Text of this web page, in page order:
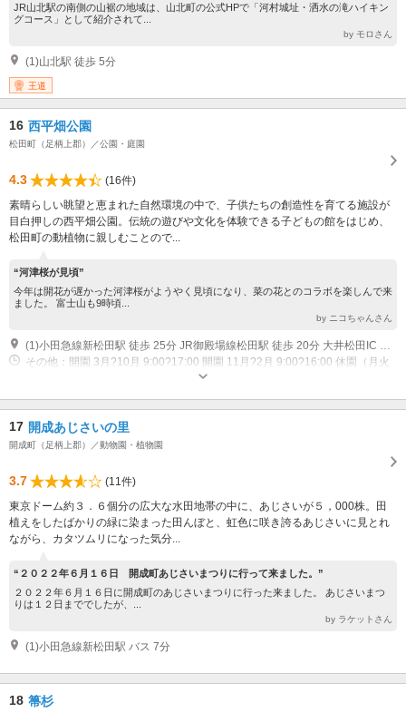
JR山北駅の南側の山裾の地域は、山北町の公式HPで「河村城址・洒水の滝ハイキン
グコース」として紹介されて...
by モロさん
(1)山北駅 徒歩 5分
王道
16 西平畑公園
松田町（足柄上郡）／公園・庭園
4.3
(16件)
素晴らしい眺望と恵まれた自然環境の中で、子供たちの創造性を育てる施設が
目白押しの西平畑公園。伝統の遊びや文化を体験できる子どもの館をはじめ、
松田町の動植物に親しむことので...
“河津桜が見頃”
今年は開花が遅かった河津桜がようやく見頃になり、菜の花とのコラボを楽しんで来
ました。 富士山も9時頃...
by ニコちゃんさん
その他：開園 3月?10月 9:00?17:00 開園 11月?2月 9:00?16:00 休園（月火
水木） （月曜日が祝日の場合は翌日）、年末年始
17 開成あじさいの里
開成町（足柄上郡）／動物園・植物園
3.7
(11件)
東京ドーム約３．６個分の広大な水田地帯の中に、あじさいが５，000株。田
植えをしたばかりの緑に染まった田んぼと、虹色に咲き誇るあじさいに見とれ
ながら、カタツムリになった気分...
“２０２２年６月１６日 開成町あじさいまつりに行って来ました。”
２０２２年６月１６日に開成町のあじさいまつりに行った来ました。 あじさいまつ
りは１２日まででしたが、...
by ラケットさん
(1)小田急線新松田駅 バス 7分
18 箒杉